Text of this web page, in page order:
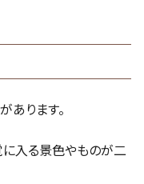
ります。
入る景色やものが二